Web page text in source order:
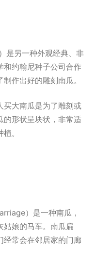
是另一种外观经典、非
和约翰尼种子公司合作
作出好的雕刻南瓜。
买大南瓜是为了雕刻或
的形状呈块状，非常适
。
）是一种南瓜，
姑娘的马车。南瓜扁
经常会在邻居家的门廊